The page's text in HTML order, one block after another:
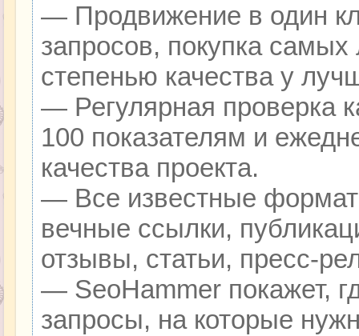
— Продвижение в один
запросов, покупка
степенью качества у
— Регулярная проверка
100 показателям и
качества проекта.
— Все известные
вечные ссылки,
отзывы, статьи, пресс-
— SeoHammer покажет,
запросы, на которые